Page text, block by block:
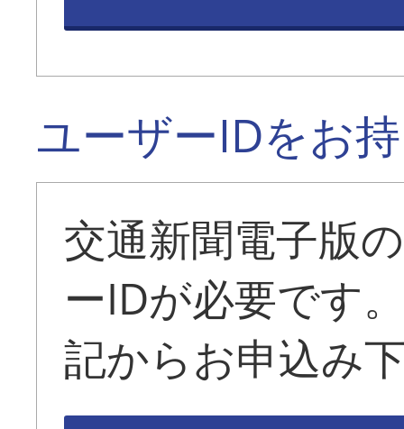
ユーザーIDをお
交通新聞電子版
ーIDが必要です
記からお申込み